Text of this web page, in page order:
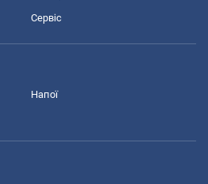
Сервіс
Напої